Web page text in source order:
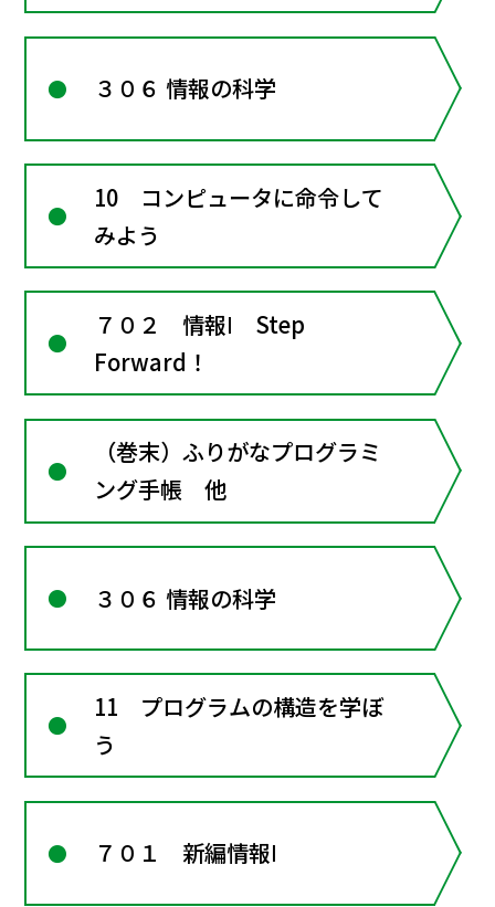
３０６ 情報の科学
10 コンピュータに命令して
みよう
７０２ 情報Ⅰ Step
Forward！
（巻末）ふりがなプログラミ
ング手帳 他
３０６ 情報の科学
11 プログラムの構造を学ぼ
う
７０１ 新編情報Ⅰ